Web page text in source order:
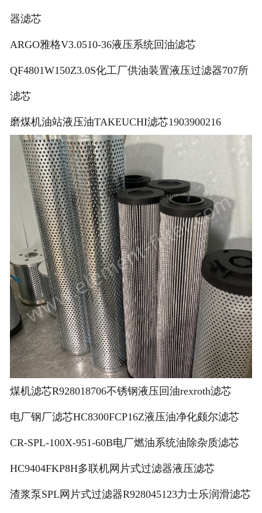
器滤芯
ARGO雅格V3.0510-36液压系统回油滤芯
QF4801W150Z3.0S化工厂供油装置液压过滤器707所
滤芯
磨煤机油站液压油TAKEUCHI滤芯1903900216
煤机滤芯R928018706不锈钢液压回油rexroth滤芯
电厂钢厂滤芯HC8300FCP16Z液压油净化颇尔滤芯
CR-SPL-100X-951-60B电厂燃油系统油除杂质滤芯
HC9404FKP8H多联机网片式过滤器液压滤芯
渣浆泵SPL网片式过滤器R928045123力士乐润滑滤芯